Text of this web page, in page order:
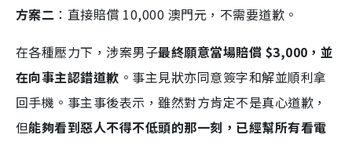
方案二 ：直接賠償 10,000 澳門元，不需要道歉。
在各種壓力下，涉案男子最終願意當場賠償 $3,000，並
在向事主認錯道歉 。事主見狀亦同意簽字和解並順利拿
回手機。事主事後表示，雖然對方肯定不是真心道歉，
但能夠看到惡人不得不低頭的那一刻，已經幫所有看電